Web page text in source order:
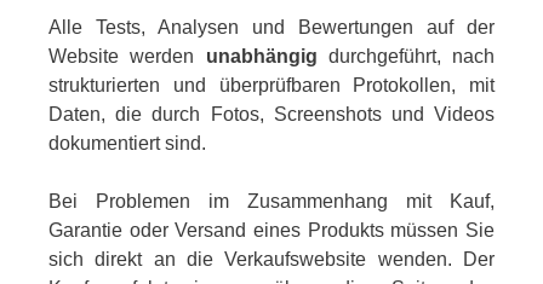
Alle Tests, Analysen und Bewertungen auf der
Website werden unabhängig durchgeführt, nach
strukturierten und überprüfbaren Protokollen, mit
Daten, die durch Fotos, Screenshots und Videos
dokumentiert sind.
Bei Problemen im Zusammenhang mit Kauf,
Garantie oder Versand eines Produkts müssen Sie
sich direkt an die Verkaufswebsite wenden. Der